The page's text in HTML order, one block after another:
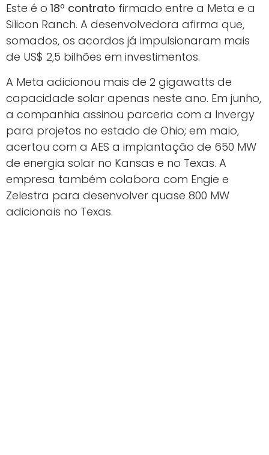
Este é o 18º contrato firmado entre a Meta e a
Silicon Ranch. A desenvolvedora afirma que,
somados, os acordos já impulsionaram mais
de US$ 2,5 bilhões em investimentos.
A Meta adicionou mais de 2 gigawatts de
capacidade solar apenas neste ano. Em junho,
a companhia assinou parceria com a Invergy
para projetos no estado de Ohio; em maio,
acertou com a AES a implantação de 650 MW
de energia solar no Kansas e no Texas. A
empresa também colabora com Engie e
Zelestra para desenvolver quase 800 MW
adicionais no Texas.